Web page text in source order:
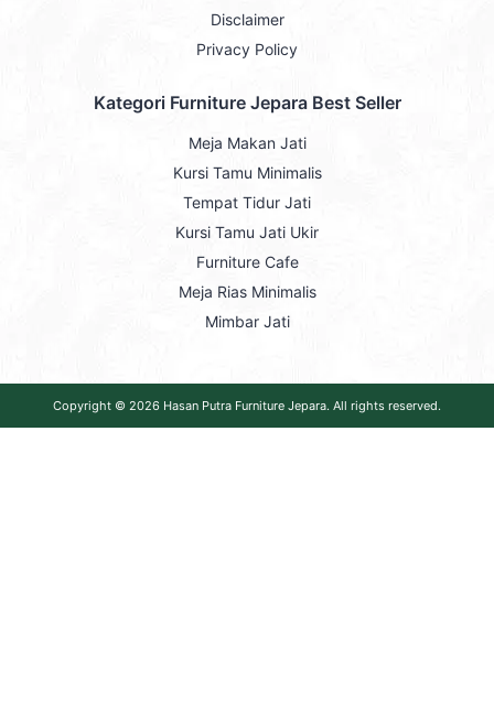
Disclaimer
Privacy Policy
Kategori Furniture Jepara Best Seller
Meja Makan Jati
Kursi Tamu Minimalis
Tempat Tidur Jati
Kursi Tamu Jati Ukir
Furniture Cafe
Meja Rias Minimalis
Mimbar Jati
Copyright © 2026 Hasan Putra Furniture Jepara. All rights reserved.